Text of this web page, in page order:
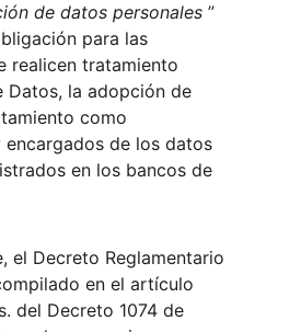
de datos personales ”
para las
realicen tratamiento
Datos, la adopción de
como
encargados de los datos
en los bancos de
el Decreto Reglamentario
en el artículo
del Decreto 1074 de